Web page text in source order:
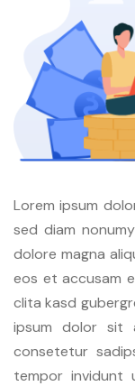
Lorem ipsum
sed diam
dolore magna
eos et accusam
clita kasd
ipsum dolor sit
consetetur
tempor invidunt